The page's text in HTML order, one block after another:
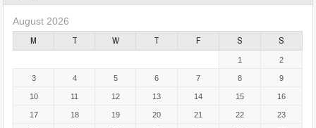
August 2026
M T W T F S S
1 2
3 4 5 6 7 8 9
10 11 12 13 14 15 16
17 18 19 20 21 22 23